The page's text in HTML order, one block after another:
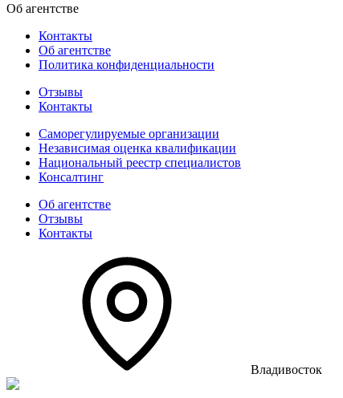
Об агентстве
Контакты
Об агентстве
Политика конфиденциальности
Отзывы
Контакты
Саморегулируемые организации
Независимая оценка квалификации
Национальный реестр специалистов
Консалтинг
Об агентстве
Отзывы
Контакты
Владивосток